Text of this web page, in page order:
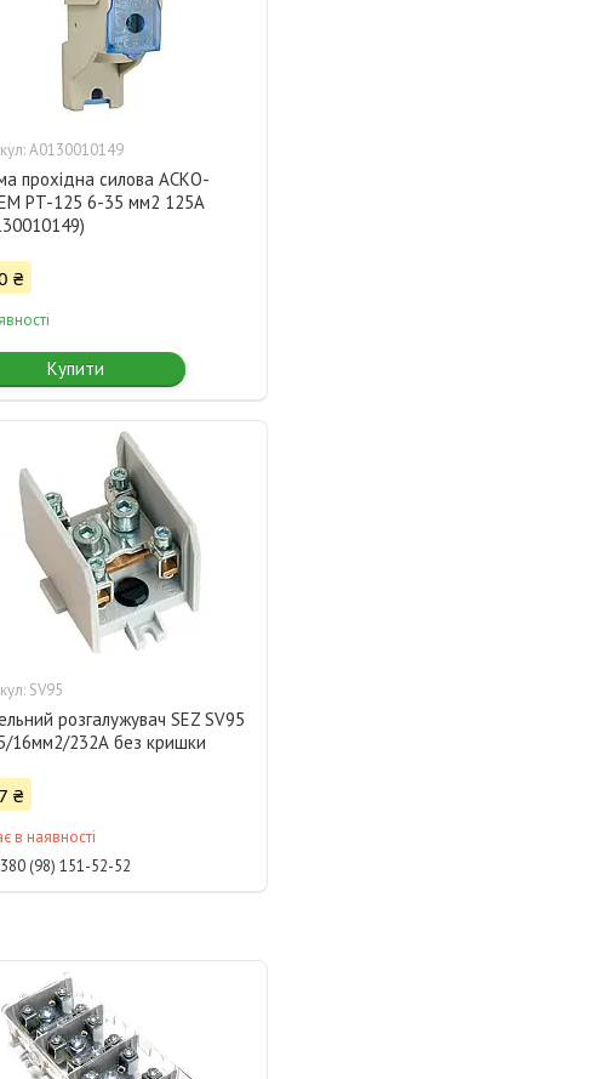
A0130010149
прохідна силова АСКО-
PT-125 6-35 мм2 125А
₴
Купити
SV95
розгалужувач SEZ SV95
16мм2/232А без кришки
₴
в наявності
(98) 151-52-52